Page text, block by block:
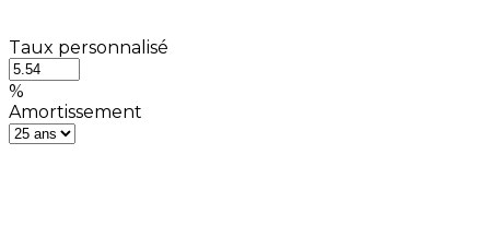
Taux personnalisé
%
Amortissement